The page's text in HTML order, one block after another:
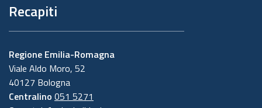
Recapiti
Regione Emilia-Romagna
Viale Aldo Moro, 52
40127 Bologna
Centralino 051 5271